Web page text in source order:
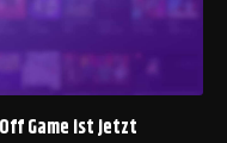
Game ist jetzt